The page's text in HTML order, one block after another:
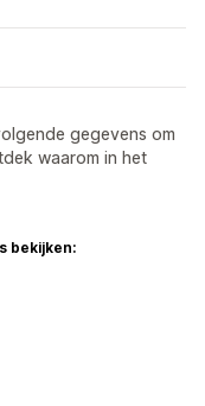
gegevens om
waarom in het
bekijken: